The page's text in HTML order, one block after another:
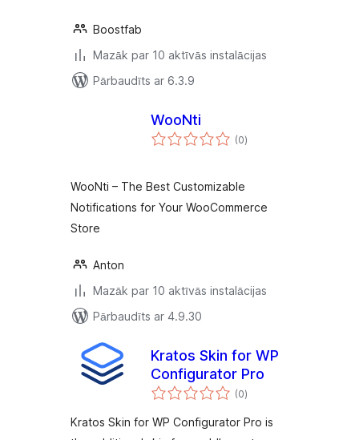
Boostfab
Mazāk par 10 aktīvās instalācijas
Pārbaudīts ar 6.3.9
WooNti
(0vērtējumu
kopsumma
)
WooNti – The Best Customizable
Notifications for Your WooCommerce
Store
Anton
Mazāk par 10 aktīvās instalācijas
Pārbaudīts ar 4.9.30
Kratos Skin for WP
Configurator Pro
(0vērtējumu
kopsumma
)
Kratos Skin for WP Configurator Pro is